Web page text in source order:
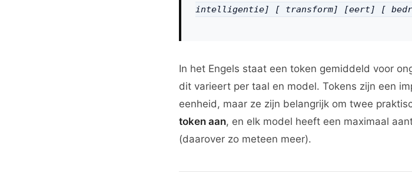
intelligentie] [ transform] [eert] [
In het Engels staat een token gemiddeld voor
dit varieert per taal en model. Tokens zijn een
eenheid, maar ze zijn belangrijk om twee
token aan, en elk model heeft een maximaal
(daarover zo meteen meer).